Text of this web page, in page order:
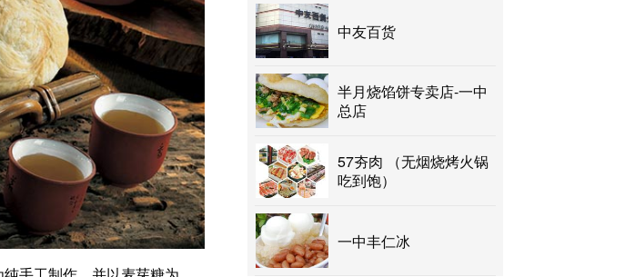
中友百货
半月烧馅饼专卖店-一中
总店
57夯肉 （无烟烧烤火锅
吃到饱）
一中丰仁冰